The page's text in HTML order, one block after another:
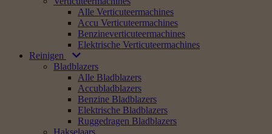
Alle Verticuteermachines
Accu Verticuteermachines
Benzineverticuteermachines
Elektrische Verticuteermachines
Reinigen
Bladblazers
Alle Bladblazers
Accubladblazers
Benzine Bladblazers
Elektrische Bladblazers
Ruggedragen Bladblazers
Hakselaars